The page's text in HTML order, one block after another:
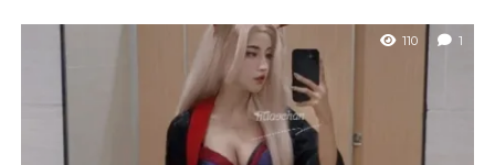
110 1